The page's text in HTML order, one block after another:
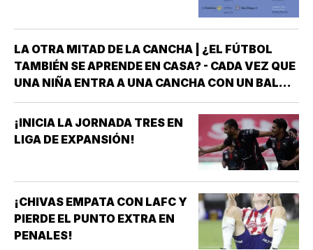
LA OTRA MITAD DE LA CANCHA | ¿EL FÚTBOL
TAMBIÉN SE APRENDE EN CASA? - CADA VEZ QUE
UNA NIÑA ENTRA A UNA CANCHA CON UN BALÓN
BAJO EL BRAZO, NO LLEGA SOLA *DETRÁS DE
ELLA SIEMPRE HAY ALGUIEN QUE LA LLEVÓ AL
ENTRENAMIENTO, QUE HIZO EL ESFUERZO…
¡INICIA LA JORNADA TRES EN
LIGA DE EXPANSIÓN!
¡CHIVAS EMPATA CON LAFC Y
PIERDE EL PUNTO EXTRA EN
PENALES!